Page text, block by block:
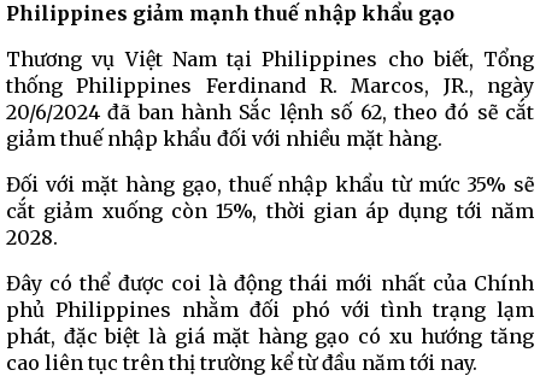
Philippines giảm mạnh thuế nhập khẩu gạo
Thương vụ Việt Nam tại Philippines cho biết, Tổng
thống Philippines Ferdinand R. Marcos, JR., ngày
20/6/2024 đã ban hành Sắc lệnh số 62, theo đó sẽ cắt
giảm thuế nhập khẩu đối với nhiều mặt hàng.
Đối với mặt hàng gạo, thuế nhập khẩu từ mức 35% sẽ
cắt giảm xuống còn 15%, thời gian áp dụng tới năm
2028.
Đây có thể được coi là động thái mới nhất của Chính
phủ Philippines nhằm đối phó với tình trạng lạm
phát, đặc biệt là giá mặt hàng gạo có xu hướng tăng
cao liên tục trên thị trường kể từ đầu năm tới nay.